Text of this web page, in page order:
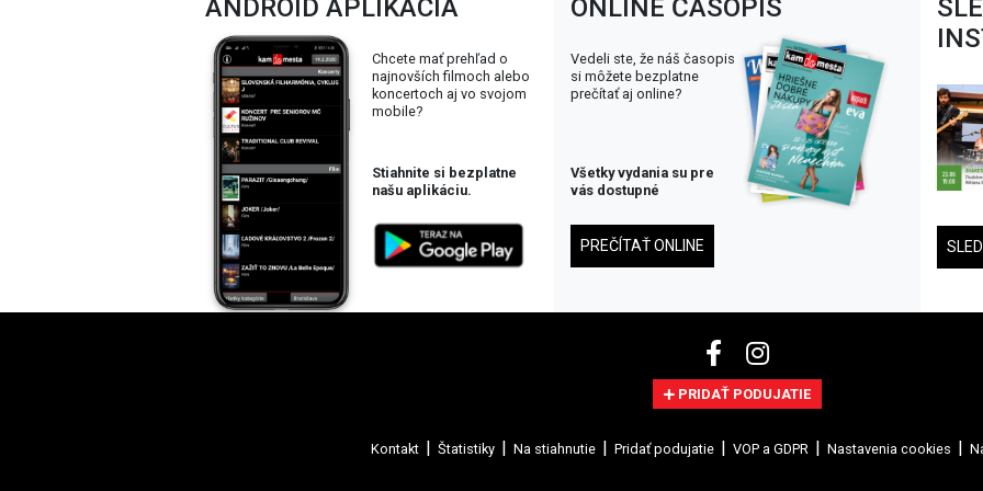
ANDROID APLIKÁCIA
Chcete mať prehľad o
najnovších filmoch alebo
koncertoch aj vo svojom
mobile?
Stiahnite si bezplatne
našu aplikáciu.
ONLINE ČASOPIS
Vedeli ste, že náš časopis
si môžete bezplatne
prečítať aj online?
Všetky vydania su pre
vás dostupné
PREČÍTAŤ ONLINE
PRIDAŤ PODUJATIE
Kontakt Štatistiky Na stiahnutie Pridať podujatie VOP a GDPR Nastavenia cookies